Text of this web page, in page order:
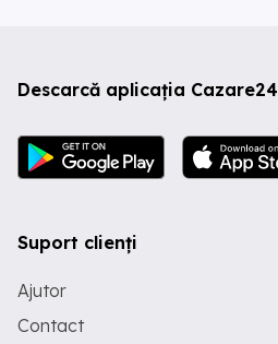
Descarcă aplicația Cazare24
Suport clienți
Ajutor
Contact